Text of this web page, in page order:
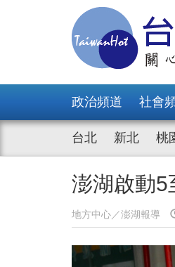
政治頻道 社會
台北 新北 桃
澎湖啟動
地方中心／澎湖報導